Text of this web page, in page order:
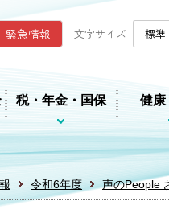
ホームページ
緊急情報 文字サイズ 標準
税・年金・国保 健康
令和6年度 声のPeople